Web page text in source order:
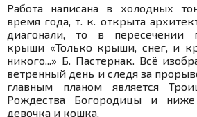
Работа написана в холодных
время года, т. к. открыта
диагонали, то в пересечении
крыши «Только крыши, снег, и
никого...» Б. Пастернак. Всё
ветренный день и следя за
главным планом является
Рождества Богородицы и
девочка и кошка.